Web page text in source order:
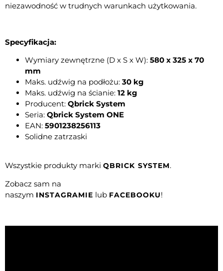
niezawodność w trudnych warunkach użytkowania.
Specyfikacja:
Wymiary zewnętrzne (D x S x W): 580 x 325 x 70
mm
Maks. udźwig na podłożu: 30 kg
Maks. udźwig na ścianie: 12 kg
Producent: Qbrick System
Seria: Qbrick System ONE
EAN: 5901238256113
Solidne zatrzaski
Wszystkie produkty marki QBRICK SYSTEM.
Zobacz sam na
naszym INSTAGRAMIE lub FACEBOOKU!